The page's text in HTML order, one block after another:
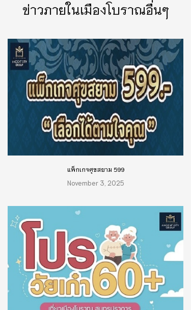
ข่าวภายในเมืองโบราณอื่นๆ
แพ็กเกจศุขสยาม 599
November 3, 2025